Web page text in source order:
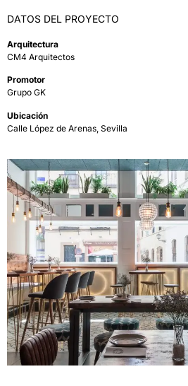
DATOS DEL PROYECTO
Arquitectura
CM4 Arquitectos
Promotor
Grupo GK
Ubicación
Calle López de Arenas, Sevilla